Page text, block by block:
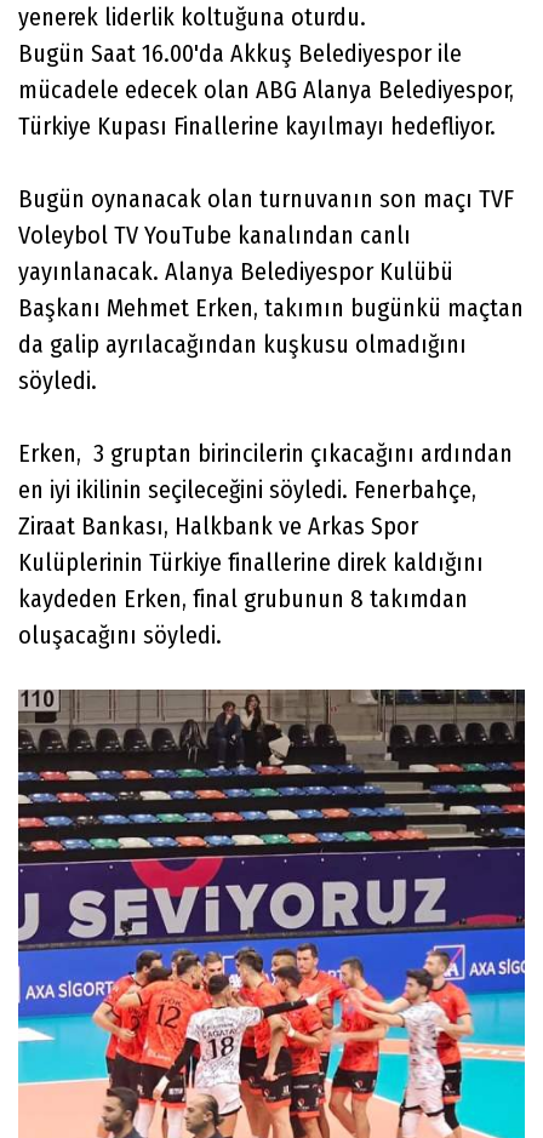
yenerek liderlik koltuğuna oturdu.
Bugün Saat 16.00'da Akkuş Belediyespor ile
mücadele edecek olan ABG Alanya Belediyespor,
Türkiye Kupası Finallerine kayılmayı hedefliyor.
Bugün oynanacak olan turnuvanın son maçı TVF
Voleybol TV YouTube kanalından canlı
yayınlanacak. Alanya Belediyespor Kulübü
Başkanı Mehmet Erken, takımın bugünkü maçtan
da galip ayrılacağından kuşkusu olmadığını
söyledi.
Erken, 3 gruptan birincilerin çıkacağını ardından
en iyi ikilinin seçileceğini söyledi. Fenerbahçe,
Ziraat Bankası, Halkbank ve Arkas Spor
Kulüplerinin Türkiye finallerine direk kaldığını
kaydeden Erken, final grubunun 8 takımdan
oluşacağını söyledi.